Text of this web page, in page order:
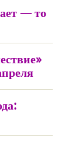
— то